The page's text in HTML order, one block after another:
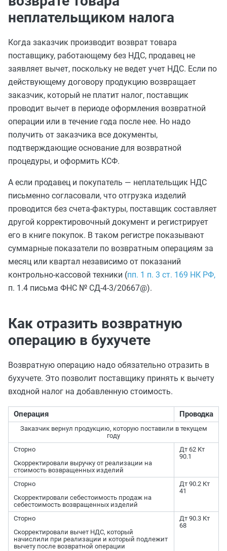
неплательщиком налога
Когда заказчик производит возврат товара
поставщику, работающему без НДС, продавец не
заявляет вычет, поскольку не ведет учет НДС. Если по
действующему договору продукцию возвращает
заказчик, который не платит налог, поставщик
проводит вычет в периоде оформления возвратной
операции или в течение года после нее. Но надо
получить от заказчика все документы,
подтверждающие основание для возвратной
процедуры, и оформить КСФ.
А если продавец и покупатель — неплательщик НДС
письменно согласовали, что отгрузка изделий
проводится без счета-фактуры, поставщик составляет
другой корректировочный документ и регистрирует
его в книге покупок. В таком регистре показывают
суммарные показатели по возвратным операциям за
месяц или квартал независимо от показаний
контрольно-кассовой техники (пп. 1 п. 3 ст. 169 НК РФ,
п. 1.4 письма ФНС № СД-4-3/20667@).
Как отразить возвратную
операцию в бухучете
Возвратную операцию надо обязательно отразить в
бухучете. Это позволит поставщику принять к вычету
входной налог на добавленную стоимость.
Операция Проводка
Заказчик вернул продукцию, которую поставили в текущем
году
Сторно
Скорректировали выручку от реализации на
стоимость возвращенных изделий
Дт 62 Кт
90.1
Сторно
Скорректировали себестоимость продаж на
себестоимость возвращенных изделий
Дт 90.2 Кт
41
Сторно
Скорректировали вычет НДС, который
начислили при реализации и который подлежит
вычету после возвратной операции
Дт 90.3 Кт
68